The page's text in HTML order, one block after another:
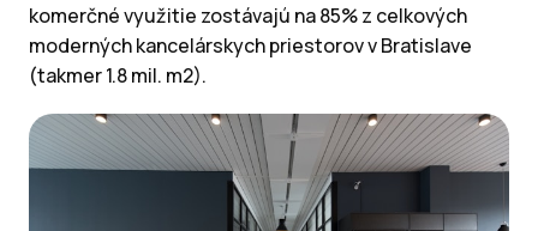
komerčné využitie zostávajú na 85% z celkových
moderných kancelárskych priestorov v Bratislave
(takmer 1.8 mil. m2).